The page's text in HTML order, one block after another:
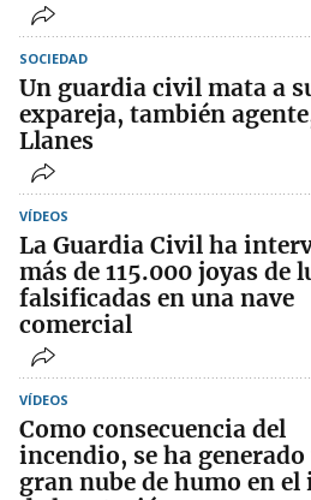
SOCIEDAD
Un guardia civil mata a
expareja, también
Llanes
VÍDEOS
La Guardia Civil ha
más de 115.000 joyas de
falsificadas en una nave
comercial
VÍDEOS
Como consecuencia del
incendio, se ha generado
gran nube de humo en